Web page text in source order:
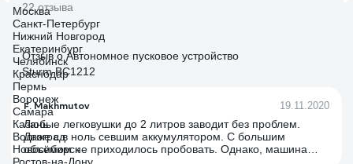
22 отзыва
Отзыв о Автономное пусковое устройство
Sturm BC1212
F. Makhmutov 19.11.2020
Любые легковушки до 2 литров заводит без проблем.
Даже с в ноль севшим аккумулятором. С большим
объёмом не приходилось пробовать. Однако, машина
Москва
Санкт-Петербург
Нижний Новгород
Екатеринбург
Челябинск
Краснодар
Пермь
Воронеж
Самара
Казань
Волгоград
Новосибирск